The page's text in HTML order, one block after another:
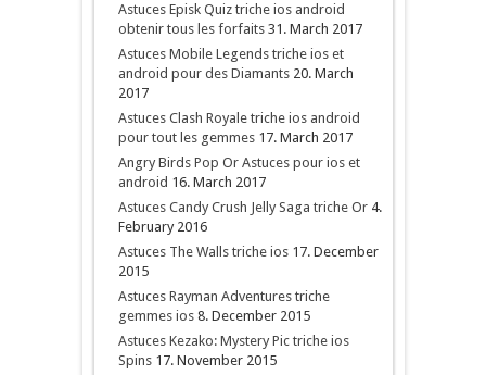
Astuces Episk Quiz triche ios android
obtenir tous les forfaits 31. March 2017
Astuces Mobile Legends triche ios et
android pour des Diamants 20. March
2017
Astuces Clash Royale triche ios android
pour tout les gemmes 17. March 2017
Angry Birds Pop Or Astuces pour ios et
android 16. March 2017
Astuces Candy Crush Jelly Saga triche Or 4.
February 2016
Astuces The Walls triche ios 17. December
2015
Astuces Rayman Adventures triche
gemmes ios 8. December 2015
Astuces Kezako: Mystery Pic triche ios
Spins 17. November 2015